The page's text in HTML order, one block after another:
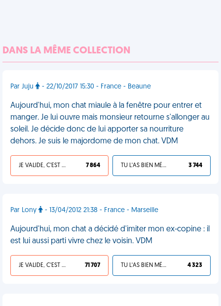
DANS LA MÊME COLLECTION
Par Juju - 22/10/2017 15:30 - France - Beaune
Aujourd'hui, mon chat miaule à la fenêtre pour entrer et
manger. Je lui ouvre mais monsieur retourne s'allonger au
soleil. Je décide donc de lui apporter sa nourriture
dehors. Je suis le majordome de mon chat. VDM
JE VALIDE, C'EST UNE VDM 7 864 TU L'AS BIEN MÉRITÉ 3 744
Par Lony - 13/04/2012 21:38 - France - Marseille
Aujourd'hui, mon chat a décidé d'imiter mon ex-copine : il
est lui aussi parti vivre chez le voisin. VDM
JE VALIDE, C'EST UNE VDM 71 707 TU L'AS BIEN MÉRITÉ 4 323